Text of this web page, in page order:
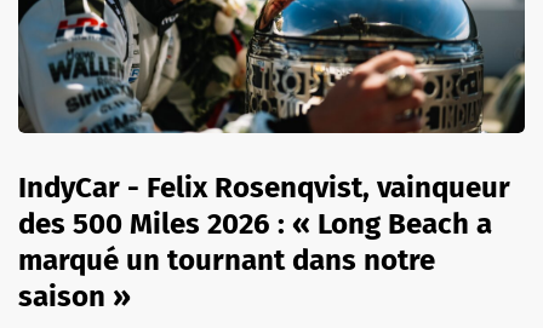
IndyCar - Felix Rosenqvist, vainqueur
des 500 Miles 2026 : « Long Beach a
marqué un tournant dans notre
saison »